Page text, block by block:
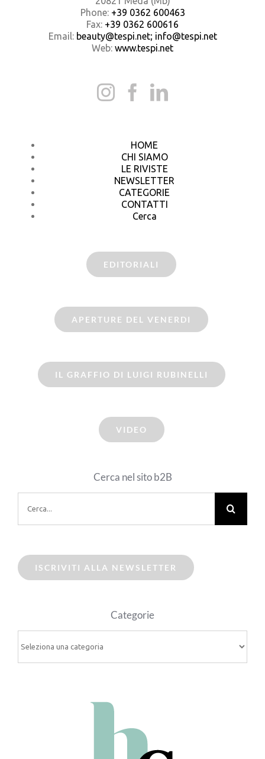
Phone: +39 0362 600463
Fax: +39 0362 600616
Email: beauty@tespi.net; info@tespi.net
Web: www.tespi.net
HOME
CHI SIAMO
LE RIVISTE
NEWSLETTER
CATEGORIE
CONTATTI
Cerca
EDITORIALI
APERTURE DEL VENERDI
IL GRAFFIO DI LUIGI RUBINELLI
VIDEO
Cerca nel sito b2B
per:
ISCRIVITI ALLA NEWSLETTER
Categorie